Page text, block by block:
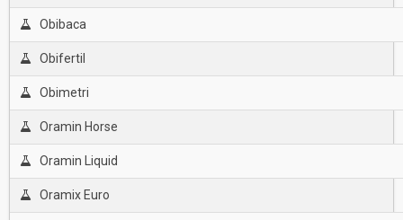
Obibaca
Obifertil
Obimetri
Oramin Horse
Oramin Liquid
Oramix Euro